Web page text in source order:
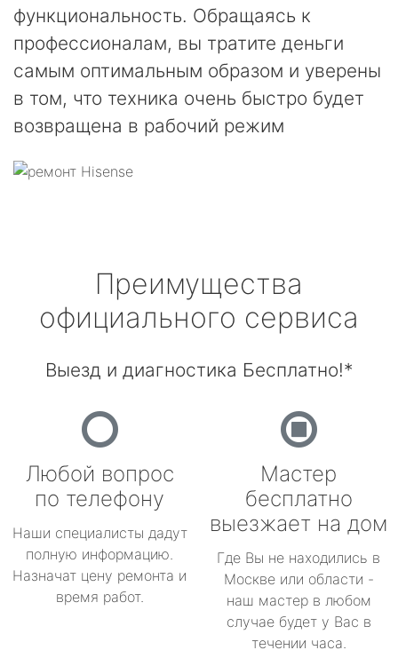
функциональность. Обращаясь к
профессионалам, вы тратите деньги
самым оптимальным образом и уверены
в том, что техника очень быстро будет
возвращена в рабочий режим
Преимущества
официального сервиса
Выезд и диагностика Бесплатно!*
Любой вопрос
по телефону
Наши специалисты дадут
полную информацию.
Назначат цену ремонта и
время работ.
Мастер
бесплатно
выезжает на дом
Где Вы не находились в
Москве или области -
наш мастер в любом
случае будет у Вас в
течении часа.